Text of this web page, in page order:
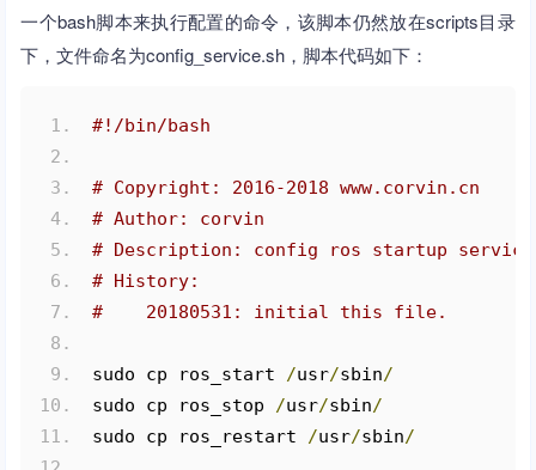
一个bash脚本来执行配置的命令，该脚本仍然放在scripts目录
下，文件命名为config_service.sh，脚本代码如下：
#!/bin/bash
# Copyright: 2016-2018 www.corvin.cn
# Author: corvin
# Description: config ros startup
# History:
#    20180531: initial this file.
sudo cp ros_start /usr/sbin/
sudo cp ros_stop /usr/sbin/
sudo cp ros_restart /usr/sbin/